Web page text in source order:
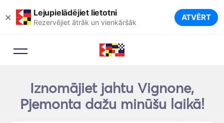
× Lejupielādējiet lietotni
Rezervējiet ātrāk un vienkāršāk ATVĒRT
Iznomājiet jahtu Vignone,
Pjemonta dažu minūšu laikā!